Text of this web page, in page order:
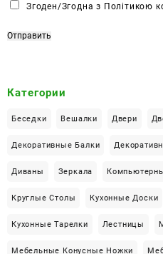
Ч
к
с
Згоден/Згодна з Політикою
Отправить
Категории
Беседки Вешалки Двери
Декоративные Балки
Диваны Зеркала
Круглые Столы Кухонные Доски
Кухонные Тарелки Лестницы
Мебельные Конусные Ножки